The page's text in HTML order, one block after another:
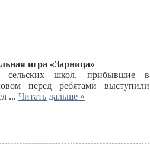
игра «Зарница»
сельских школ, прибывшие в
перед ребятами выступили
... Читать дальше »